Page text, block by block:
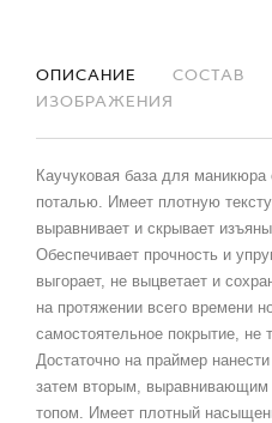
ОПИСАНИЕ СОСТАВ
ИЗОБРАЖЕНИЯ
Каучуковая база для маникюра
поталью. Имеет плотную
выравнивает и скрывает
Обеспечивает прочность и
выгорает, не выцветает и
на протяжении всего времени
самостоятельное покрытие,
Достаточно на праймер
затем вторым, выравнивающим
топом. Имеет плотный